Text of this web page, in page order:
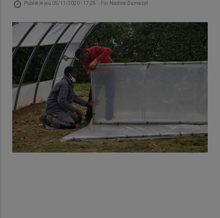
Publié le jeu 05/11/2020 - 17:25 - Par Nadine Dumazet